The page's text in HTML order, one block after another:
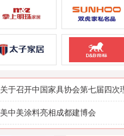
关于召开中国家具协会第七届四次
美中美涂料亮相成都建博会